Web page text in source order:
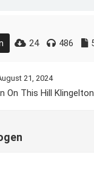
24 486
21, 2024
On This Hill